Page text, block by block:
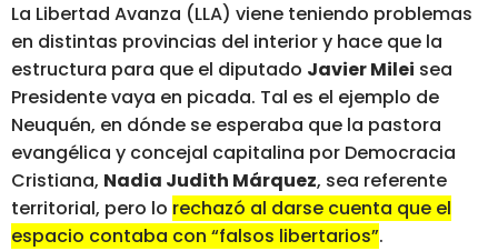
La Libertad Avanza (LLA) viene teniendo problemas
en distintas provincias del interior y hace que la
estructura para que el diputado Javier Milei sea
Presidente vaya en picada. Tal es el ejemplo de
Neuquén, en dónde se esperaba que la pastora
evangélica y concejal capitalina por Democracia
Cristiana, Nadia Judith Márquez, sea referente
territorial, pero lo rechazó al darse cuenta que el
espacio contaba con “falsos libertarios”.